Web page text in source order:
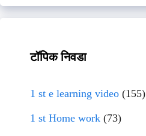
टॉपिक निवडा
1 st e learning video (155)
1 st Home work (73)